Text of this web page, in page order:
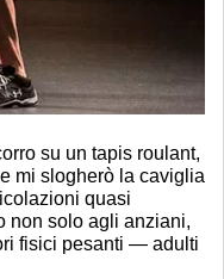
su un tapis roulant,
mi slogherò la caviglia
quasi
non solo agli anziani,
fisici pesanti — adulti